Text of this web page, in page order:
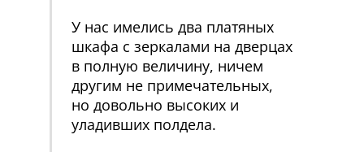
У нас имелись два платяных
шкафа с зеркалами на дверцах
в полную величину, ничем
другим не примечательных,
но довольно высоких и
уладивших полдела.